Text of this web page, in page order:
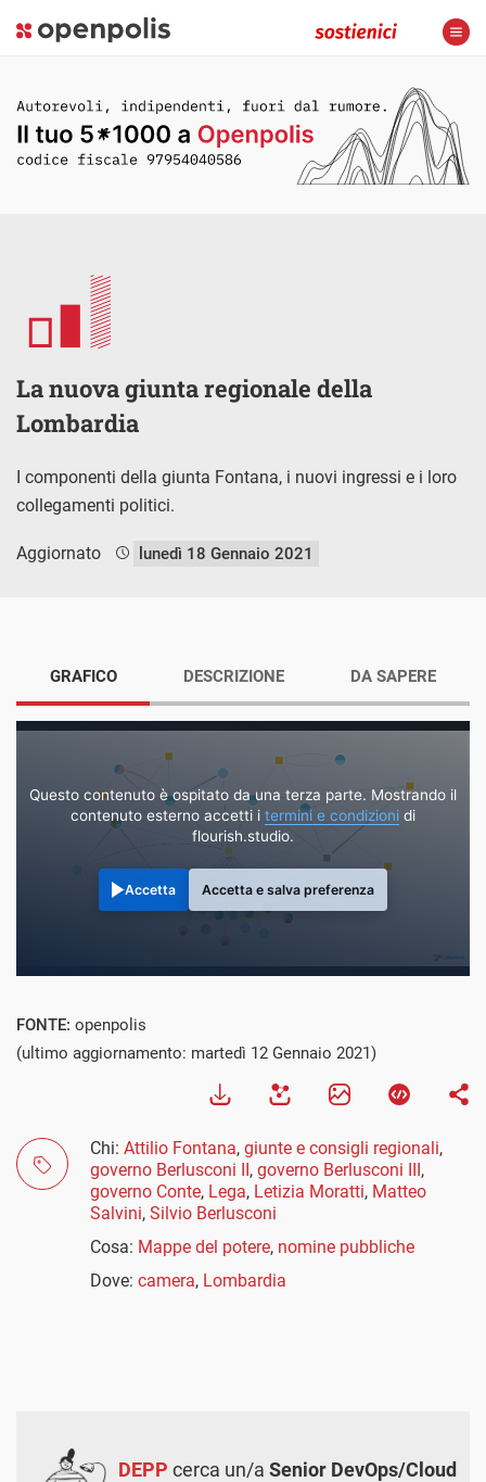
La nuova giunta regionale della
Lombardia
I componenti della giunta Fontana, i nuovi ingressi e i loro
collegamenti politici.
Aggiornato lunedì 18 Gennaio 2021
GRAFICO
Questo contenuto è ospitato da una terza parte. Mostrando il
contenuto esterno accetti i termini e condizioni di
flourish.studio.
Accetta Accetta e salva preferenza
DESCRIZIONE DA SAPERE
FONTE: openpolis
(ultimo aggiornamento: martedì 12 Gennaio 2021)
Chi: Attilio Fontana, giunte e consigli regionali,
governo Berlusconi II, governo Berlusconi III,
governo Conte, Lega, Letizia Moratti, Matteo
Salvini, Silvio Berlusconi
Cosa: Mappe del potere, nomine pubbliche
Dove: camera, Lombardia
DEPP cerca un/a Senior DevOps/Cloud